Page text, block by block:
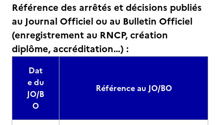
Référence des arrêtés et décisions publiés
au Journal Officiel ou au Bulletin Officiel
(enregistrement au RNCP, création
diplôme, accréditation…) :
Dat
e du
JO/B
O
Référence au JO/BO